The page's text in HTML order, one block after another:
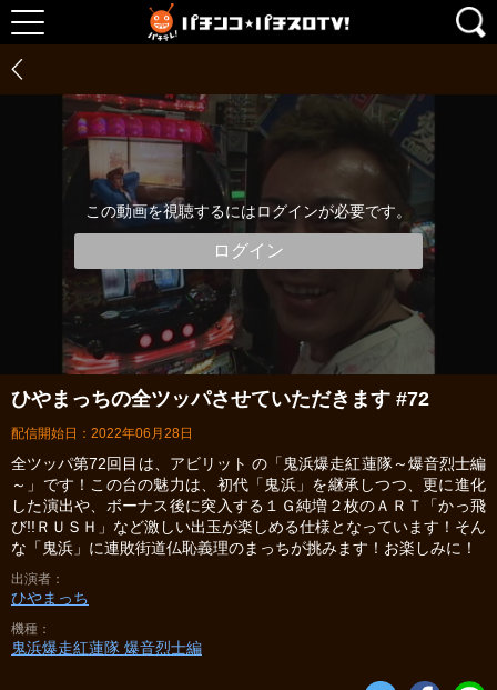
この動画を視聴するにはログインが必要です。
ログイン
ひやまっちの全ツッパさせていただきます #72
配信開始日：2022年06月28日
全ツッパ第72回目は、アビリット の「鬼浜爆走紅蓮隊～爆音烈士編
～」です！この台の魅力は、初代「鬼浜」を継承しつつ、更に進化
した演出や、ボーナス後に突入する１Ｇ純増２枚のＡＲＴ「かっ飛
び!!ＲＵＳＨ」など激しい出玉が楽しめる仕様となっています！そん
な「鬼浜」に連敗街道仏恥義理のまっちが挑みます！お楽しみに！
出演者
ひやまっち
機種
鬼浜爆走紅蓮隊 爆音烈士編